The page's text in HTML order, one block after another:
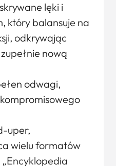
lęki i
który balansuje na
odkrywając
nową
odwagi,
uper,
wielu formatów